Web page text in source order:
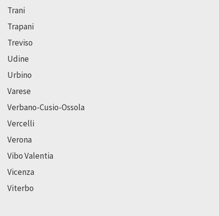
Trani
Trapani
Treviso
Udine
Urbino
Varese
Verbano-Cusio-Ossola
Vercelli
Verona
Vibo Valentia
Vicenza
Viterbo